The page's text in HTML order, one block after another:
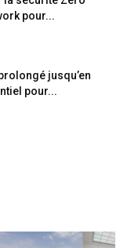
pour...
jusqu’en
pour...